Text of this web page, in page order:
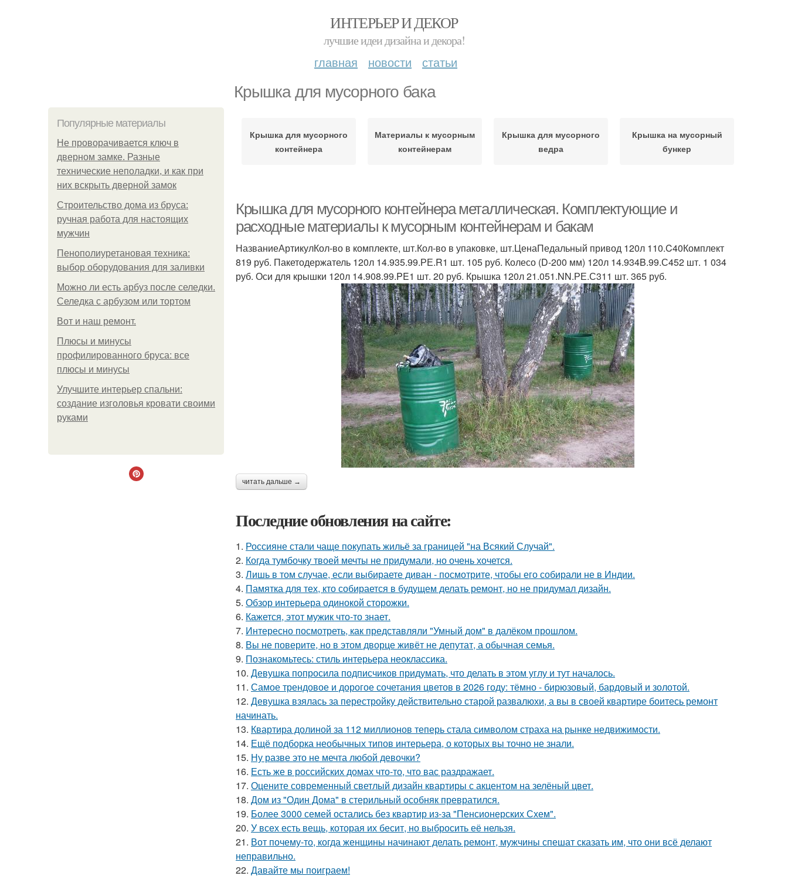
ИНТЕРЬЕР И ДЕКОР
лучшие идеи дизайна и декора!
главная новости статьи
Крышка для мусорного бака
Популярные материалы
Не проворачивается ключ в
дверном замке. Разные
технические неполадки, и как при
них вскрыть дверной замок
Строительство дома из бруса:
ручная работа для настоящих
мужчин
Пенополиуретановая техника:
выбор оборудования для заливки
Можно ли есть арбуз после селедки.
Селедка с арбузом или тортом
Boт и наш ремoнт.
Плюсы и минусы
профилированного бруса: все
плюсы и минусы
Улучшите интерьер спальни:
создание изголовья кровати своими
руками
Крышка для мусорного
контейнера
Материалы к мусорным
контейнерам
Крышка для мусорного
ведра
Крышка на мусорный
бункер
Крышка для мусорного контейнера металлическая. Комплектующие и
расходные материалы к мусорным контейнерам и бакам
НазваниеАртикулКол-во в комплекте, шт.Кол-во в упаковке, шт.ЦенаПедальный привод 120л 110.C40Комплект
819 руб. Пакетодержатель 120л 14.935.99.РЕ.R1 шт. 105 руб. Колесо (D-200 мм) 120л 14.934B.99.С452 шт. 1 034
руб. Оси для крышки 120л 14.908.99.PE1 шт. 20 руб. Крышка 120л 21.051.NN.РЕ.С311 шт. 365 руб.
читать дальше →
Последние обновления на сайте:
1. Россияне стали чаще покупать жильё за границей "на Всякий Случай".
2. Когда тумбочку твоей мечты не придумали, но очень хочется.
3. Лишь в том случае, если выбираете диван - посмотрите, чтобы его собирали не в Индии.
4. Памятка для тех, кто собирается в будущем делать ремонт, но не придумал дизайн.
5. Обзор интерьера одинокой сторожки.
6. Кажется, этот мужик что-то знает.
7. Интересно посмотреть, как представляли "Умный дом" в далёком прошлом.
8. Вы не поверите, но в этом дворце живёт не депутат, а обычная семья.
9. Познакомьтесь: стиль интерьера неоклассика.
10. Девушка попросила подписчиков придумать, что делать в этом углу и тут началось.
11. Самое трендовое и дорогое сочетания цветов в 2026 году: тёмно - бирюзовый, бардовый и золотой.
12. Девушка взялась за перестройку действительно старой развалюхи, а вы в своей квартире боитесь ремонт
начинать.
13. Квартира долиной за 112 миллионов теперь стала символом страха на рынке недвижимости.
14. Ещё подборка необычных типов интерьера, о которых вы точно не знали.
15. Ну разве это не мечта любой девочки?
16. Есть же в российских домах что-то, что вас раздражает.
17. Оцените современный светлый дизайн квартиры с акцентом на зелёный цвет.
18. Дом из "Один Дома" в стерильный особняк превратился.
19. Более 3000 семей остались без квартир из-за "Пенсионерских Схем".
20. У всех есть вещь, которая их бесит, но выбросить её нельзя.
21. Вот почему-то, когда женщины начинают делать ремонт, мужчины спешат сказать им, что они всё делают
неправильно.
22. Давайте мы поиграем!